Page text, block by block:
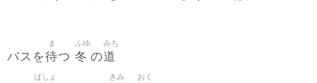
バスを待
ま
つ 冬
ふゆ
の道
みち
ばしょ きみ おく